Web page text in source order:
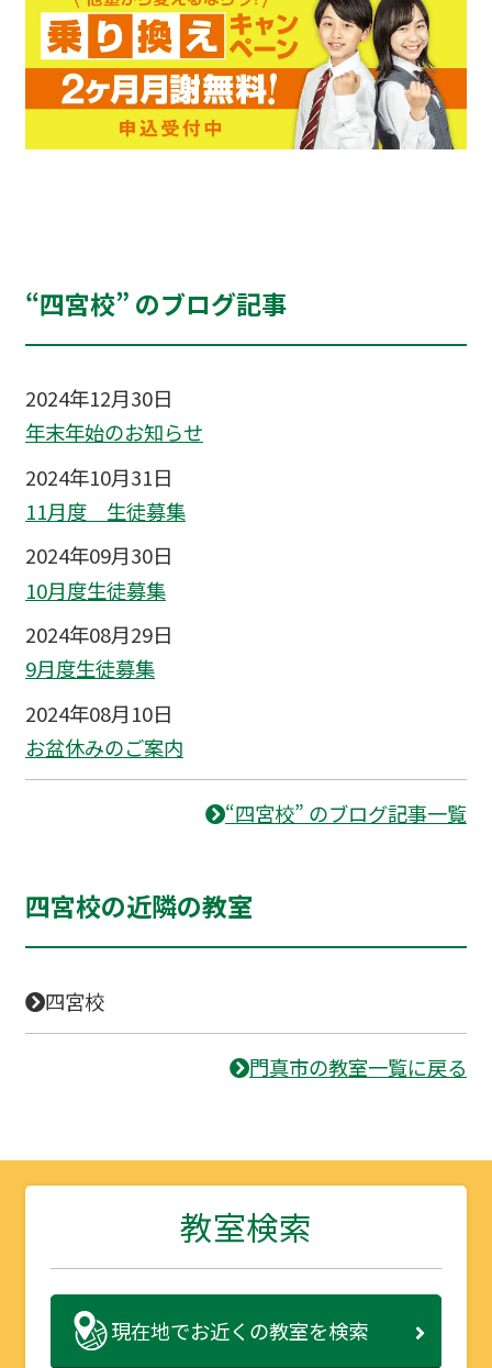
“四宮校” のブログ記事
2024年12月30日
年末年始のお知らせ
2024年10月31日
11月度 生徒募集
2024年09月30日
10月度生徒募集
2024年08月29日
9月度生徒募集
2024年08月10日
お盆休みのご案内
“四宮校” のブログ記事一覧
四宮校の近隣の教室
四宮校
門真市の教室一覧に戻る
教室検索
現在地でお近くの教室を検索